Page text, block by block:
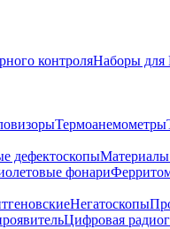
контроляНаборы
Термоанемометры
дефектоскопы
фонари
Негатоскопы
Цифровая